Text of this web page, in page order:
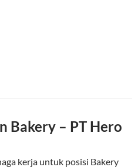
Bakery – PT Hero
kerja untuk posisi Bakery